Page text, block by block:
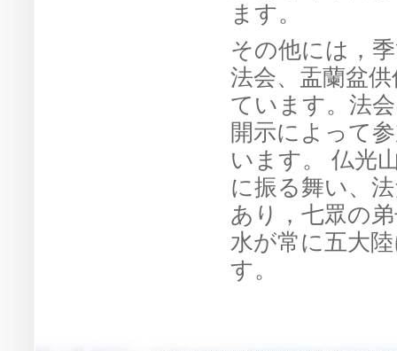
ます。
その他には，
法会、盂蘭盆
ています。法
開示によって
います。 仏光
に振る舞い、
あり，七眾の
水が常に五大
す。